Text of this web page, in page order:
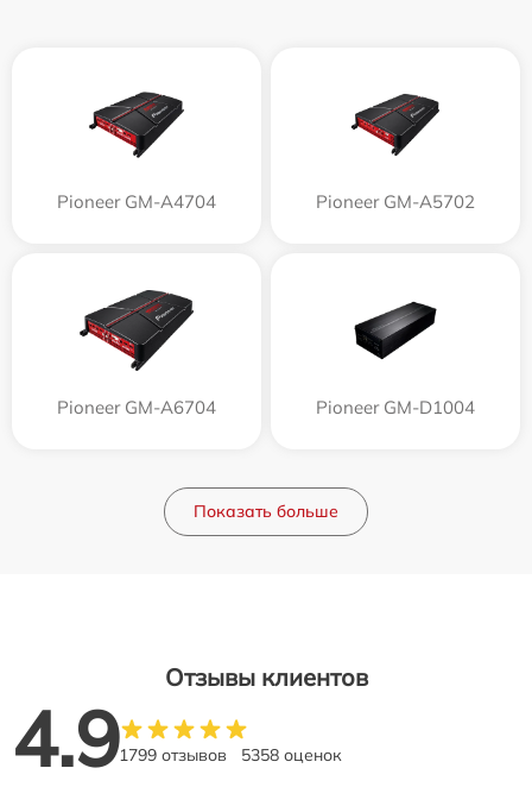
Pioneer GM-A4704 Pioneer GM-A5702
Pioneer GM-A6704 Pioneer GM-D1004
Показать больше
Отзывы клиентов
4.91799 отзывов 5358 оценок